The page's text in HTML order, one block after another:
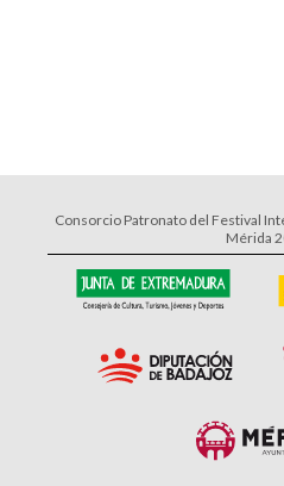
Consorcio Patronato del Festival
Mérida